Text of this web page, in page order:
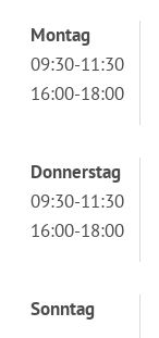
Montag
09:30-11:30
16:00-18:00
Donnerstag
09:30-11:30
16:00-18:00
Sonntag